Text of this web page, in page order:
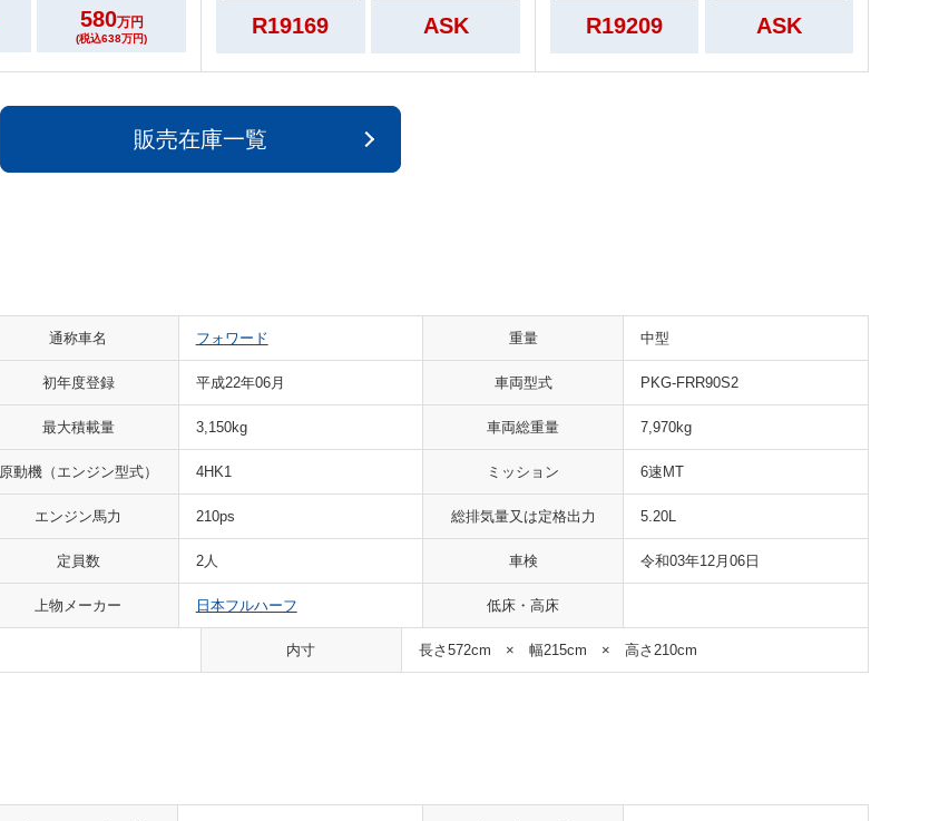
580万円
(税込638万円)
R19169 ASK R19209 ASK
販売在庫一覧
通称車名 フォワード 重量 中型
初年度登録 平成22年06月 車両型式 PKG-FRR90S2
最大積載量 3,150kg 車両総重量 7,970kg
原動機（エンジン型式） 4HK1 ミッション 6速MT
エンジン馬力 210ps 総排気量又は定格出力 5.20L
定員数 2人 車検 令和03年12月06日
上物メーカー 日本フルハーフ 低床・高床
内寸 長さ572cm × 幅215cm × 高さ210cm